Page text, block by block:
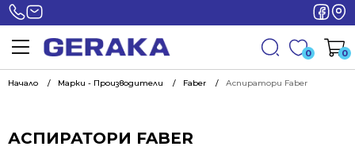
0 0
Начало Марки - Производители Faber Аспиратори Faber
АСПИРАТОРИ FABER